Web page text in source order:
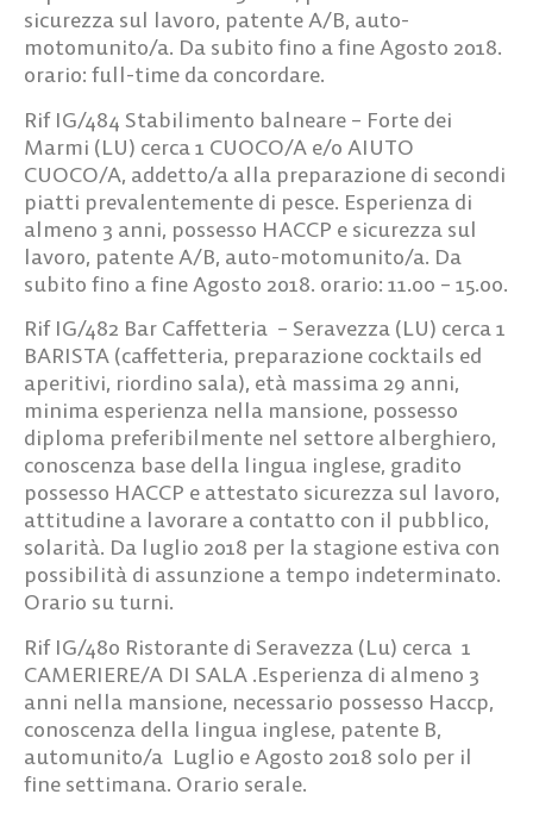
sicurezza sul lavoro, patente A/B, auto-
motomunito/a. Da subito fino a fine Agosto 2018.
orario: full-time da concordare.
Rif IG/484 Stabilimento balneare – Forte dei
Marmi (LU) cerca 1 CUOCO/A e/o AIUTO
CUOCO/A, addetto/a alla preparazione di secondi
piatti prevalentemente di pesce. Esperienza di
almeno 3 anni, possesso HACCP e sicurezza sul
lavoro, patente A/B, auto-motomunito/a. Da
subito fino a fine Agosto 2018. orario: 11.00 – 15.00.
Rif IG/482 Bar Caffetteria – Seravezza (LU) cerca1
BARISTA (caffetteria, preparazione cocktails ed
aperitivi, riordino sala), età massima 29 anni,
minima esperienza nella mansione, possesso
diploma preferibilmente nel settore alberghiero,
conoscenza base della lingua inglese, gradito
possesso HACCP e attestato sicurezza sul lavoro,
attitudine a lavorare a contatto con il pubblico,
solarità. Da luglio 2018 per la stagione estiva con
possibilità di assunzione a tempo indeterminato.
Orario su turni.
Rif IG/480 Ristorante di Seravezza (Lu) cerca 1
CAMERIERE/A DI SALA .Esperienza di almeno 3
anni nella mansione, necessario possesso Haccp,
conoscenza della lingua inglese, patente B,
automunito/a Luglio e Agosto 2018 solo per il
fine settimana. Orario serale.